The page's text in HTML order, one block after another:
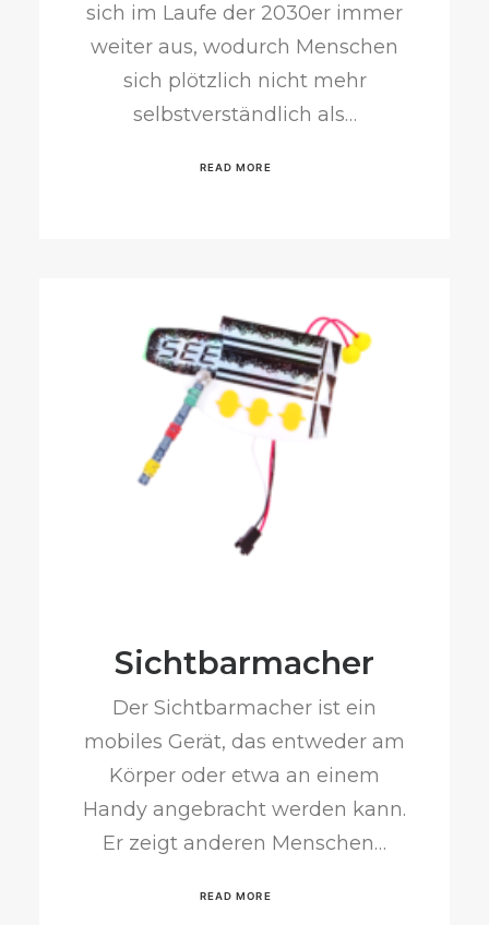
sich im Laufe der 2030er immer
weiter aus, wodurch Menschen
sich plötzlich nicht mehr
selbstverständlich als…
READ MORE
Sichtbarmacher
Der Sichtbarmacher ist ein
mobiles Gerät, das entweder am
Körper oder etwa an einem
Handy angebracht werden kann.
Er zeigt anderen Menschen…
READ MORE